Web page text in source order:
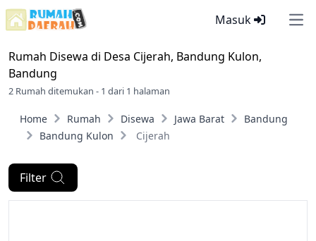
Masuk
Rumah Disewa di Desa Cijerah, Bandung Kulon,
Bandung
2 Rumah ditemukan - 1 dari 1 halaman
Home Rumah Disewa Jawa Barat
Bandung
Bandung Kulon
Cijerah
Filter